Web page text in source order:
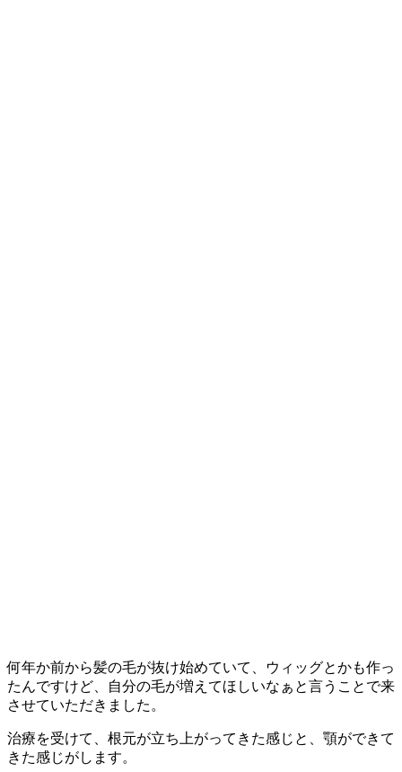
何年か前から髪の毛が抜け始めていて、ウィッグとかも作っ
たんですけど、自分の毛が増えてほしいなぁと言うことで来
させていただきました。
治療を受けて、根元が立ち上がってきた感じと、顎ができて
きた感じがします。